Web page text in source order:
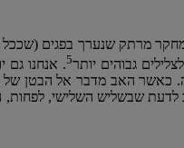
מרתק שנערך בפגים
גבוהים יותר5. אנחנו גם
כאשר האב מדבר אל הבטן
לדעת שבשליש השלישי,